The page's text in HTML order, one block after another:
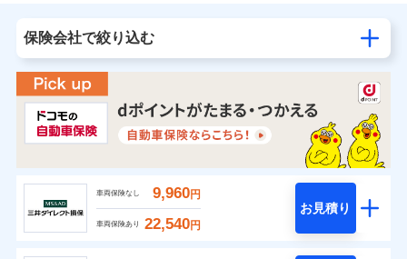
保険会社で絞り込む
車両保険なし 9,960円
車両保険あり 22,540円
お見積り